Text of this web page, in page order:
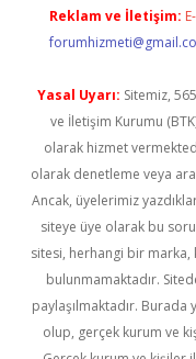
Reklam ve İletişim:
Yasal Uyarı: Sitemiz,
ve İletişim Kurumu
olarak hizmet
olarak denetleme veya
Ancak, üyelerimiz
siteye üye olarak bu
sitesi, herhangi bir marka,
bulunmamaktadır.
paylaşılmaktadır.
olup, gerçek kurum ve